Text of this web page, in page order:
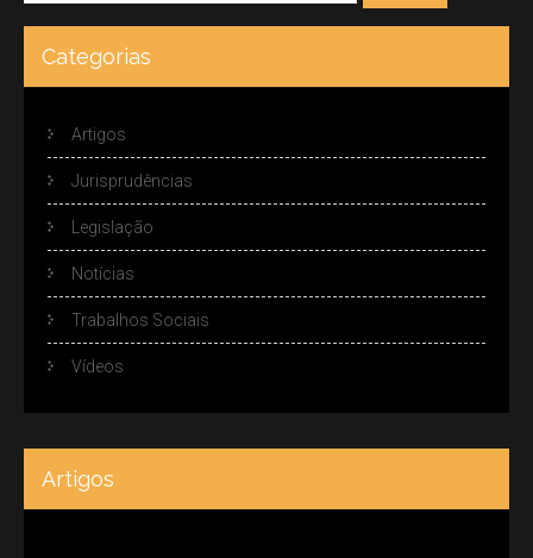
Categorias
Artigos
Jurisprudências
Legislação
Notícias
Trabalhos Sociais
Vídeos
Artigos